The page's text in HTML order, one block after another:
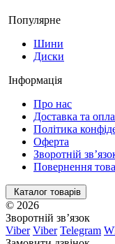
Популярне
Шини
Диски
Інформація
Про нас
Доставка та
Політика
Оферта
Зворотній
Повернення
Каталог товарів
© 2026
Зворотній зв’язок
Viber Viber Telegram